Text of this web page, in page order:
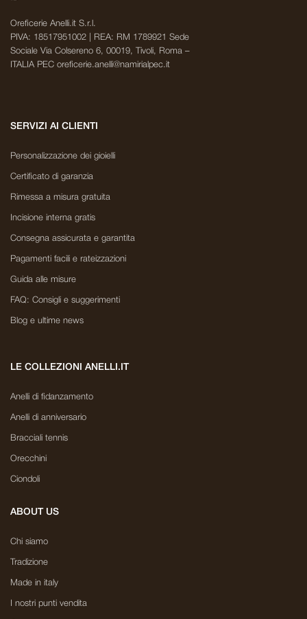
Oreficerie Anelli.it S.r.l.
PIVA: 18517951002 | REA: RM 1789921 Sede
Sociale Via Colsereno 6, 00019, Tivoli, Roma –
ITALIA PEC oreficerie.anelli@namirialpec.it
SERVIZI AI CLIENTI
Personalizzazione dei gioielli
Certificato di garanzia
Rimessa a misura gratuita
Incisione interna gratis
Consegna assicurata e garantita
Pagamenti facili e rateizzazioni
Guida alle misure
FAQ: Consigli e suggerimenti
Blog e ultime news
LE COLLEZIONI ANELLI.IT
Anelli di fidanzamento
Anelli di anniversario
Bracciali tennis
Orecchini
Ciondoli
ABOUT US
Chi siamo
Tradizione
Made in italy
I nostri punti vendita